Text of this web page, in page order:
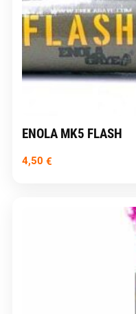
ENOLA MK5 FLASH
4,50 €